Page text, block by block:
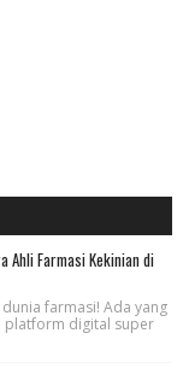
Ahli Farmasi Kekinian di
farmasi! Ada yang
platform digital super